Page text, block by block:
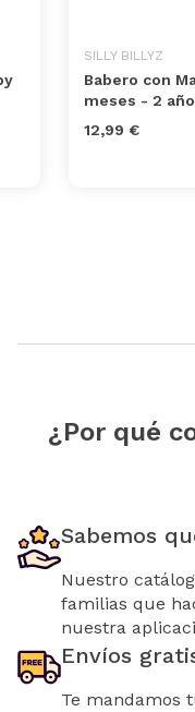
SILLY BILLYZ
Babero con
meses - 2
12,99 €
¿Por qué
Sabemos
Nuestro
familias que
nuestra
Envíos
Te mandamos